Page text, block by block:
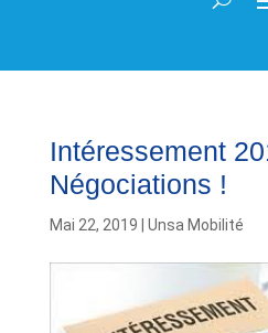
Intéressement
Négociations !
Mai 22, 2019 Unsa Mobilité